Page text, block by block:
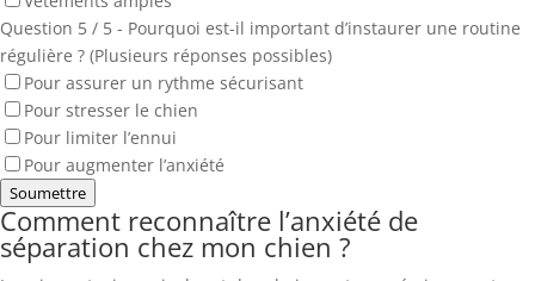
Question 5 / 5 - Pourquoi est-il important d’instaurer une routine
régulière ? (Plusieurs réponses possibles)
Pour assurer un rythme sécurisant
Pour stresser le chien
Pour limiter l’ennui
Pour augmenter l’anxiété
Soumettre
Comment reconnaître l’anxiété de
séparation chez mon chien ?